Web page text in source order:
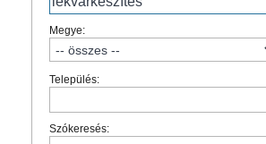
Megye:
Település:
Szókeresés: